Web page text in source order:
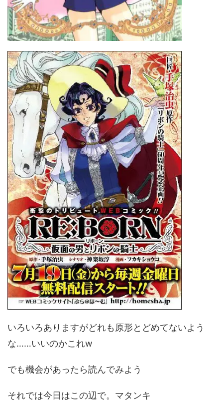
いろいろありますがどれも原形とどめてないよう
な……いいのかこれw
でも機会があったら読んでみよう
それでは今日はこの辺で。マタンキ